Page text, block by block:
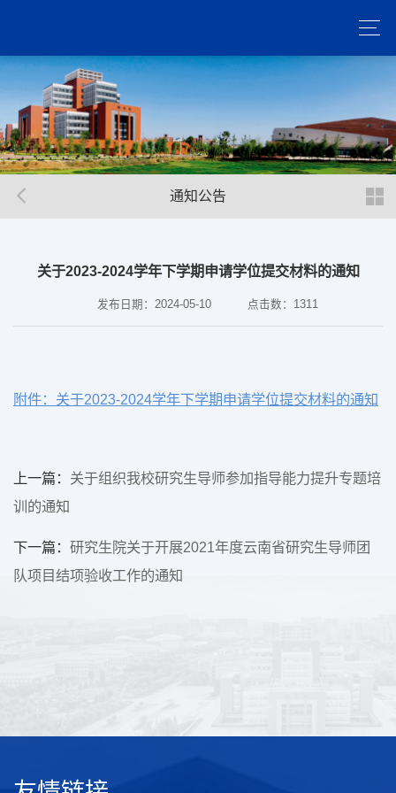
通知公告
关于2023-2024学年下学期申请学位提交材料的通知
发布日期：2024-05-10 点击数： 1311
附件： 关于2023-2024学年下学期申请学位提交材料的通知
上一篇： 关于组织我校研究生导师参加指导能力提升专题培
训的通知
下一篇： 研究生院关于开展2021年度云南省研究生导师团
队项目结项验收工作的通知